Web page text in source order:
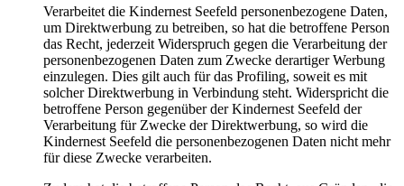
Verarbeitet die Kindernest Seefeld personenbezogene Daten,
um Direktwerbung zu betreiben, so hat die betroffene Person
das Recht, jederzeit Widerspruch gegen die Verarbeitung der
personenbezogenen Daten zum Zwecke derartiger Werbung
einzulegen. Dies gilt auch für das Profiling, soweit es mit
solcher Direktwerbung in Verbindung steht. Widerspricht die
betroffene Person gegenüber der Kindernest Seefeld der
Verarbeitung für Zwecke der Direktwerbung, so wird die
Kindernest Seefeld die personenbezogenen Daten nicht mehr
für diese Zwecke verarbeiten.